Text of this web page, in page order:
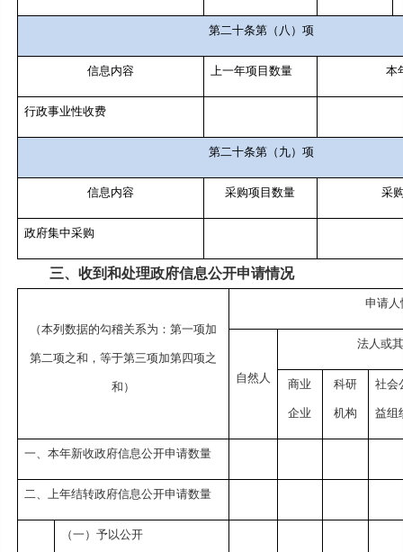
第二十条第（八）项
信息内容 上一年项目数量 本
行政事业性收费
第二十条第（九）项
信息内容 采购项目数量 采
政府集中采购
三、收到和处理政府信息公开申请情况
（本列数据的勾稽关系为：第一项加
第二项之和，等于第三项加第四项之
和）
申请
自然人
法人或
商业
企业
科研
机构
社会
益组
一、本年新收政府信息公开申请数量
二、上年结转政府信息公开申请数量
（一）予以公开